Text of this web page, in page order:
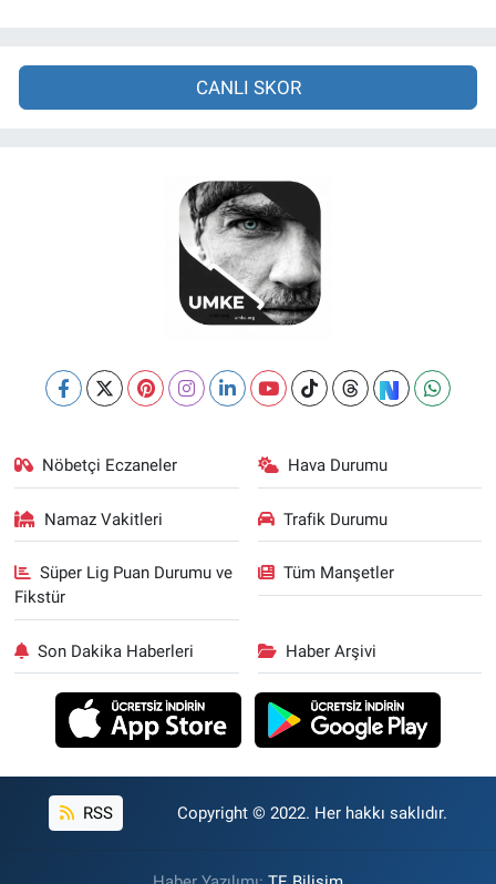
CANLI SKOR
Nöbetçi Eczaneler Hava Durumu
Namaz Vakitleri Trafik Durumu
Süper Lig Puan Durumu ve
Fikstür
Tüm Manşetler
Son Dakika Haberleri Haber Arşivi
RSS Copyright © 2022. Her hakkı saklıdır.